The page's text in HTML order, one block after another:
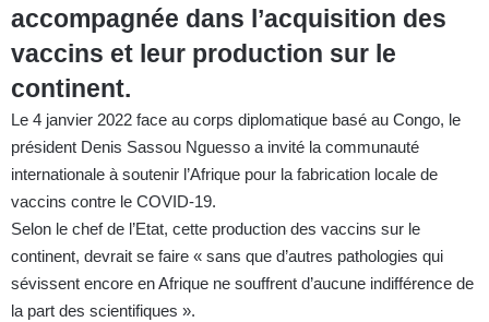
accompagnée dans l’acquisition des
vaccins et leur production sur le
continent.
Le 4 janvier 2022 face au corps diplomatique basé au Congo, le
président Denis Sassou Nguesso a invité la communauté
internationale à soutenir l’Afrique pour la fabrication locale de
vaccins contre le COVID-19.
Selon le chef de l’Etat, cette production des vaccins sur le
continent, devrait se faire « sans que d’autres pathologies qui
sévissent encore en Afrique ne souffrent d’aucune indifférence de
la part des scientifiques ».